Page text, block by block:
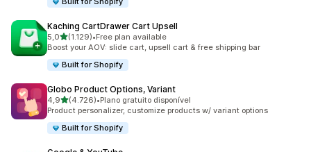
Kaching CartDrawer Cart Upsell
5,0de 5 estrelas
(1.129)
1129 total de avaliações
•Free plan available
Boost your AOV: slide cart, upsell cart & free shipping bar
Built for Shopify
Globo Product Options, Variant
4,9de 5 estrelas
(4.726)
4726 total de avaliações
•Plano gratuito disponível
Product personalizer, customize products w/ variant options
Built for Shopify